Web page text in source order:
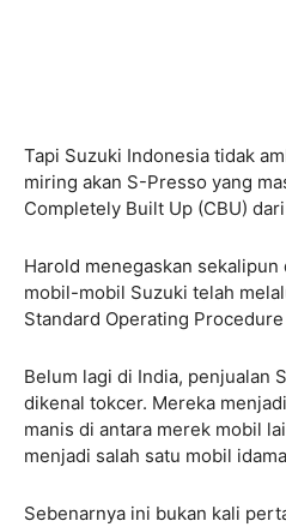
Tapi Suzuki Indonesia tidak
miring akan S-Presso yang
Completely Built Up (CBU)
Harold menegaskan
mobil-mobil Suzuki telah
Standard Operating
Belum lagi di India, penjualan
dikenal tokcer. Mereka
manis di antara merek mobil
menjadi salah satu mobil
Sebenarnya ini bukan kali